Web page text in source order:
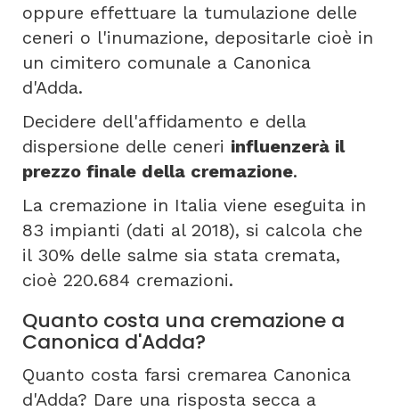
oppure effettuare la tumulazione delle
ceneri o l'inumazione, depositarle cioè in
un cimitero comunale a Canonica
d'Adda.
Decidere dell'affidamento e della
dispersione delle ceneri influenzerà il
prezzo finale della cremazione.
La cremazione in Italia viene eseguita in
83 impianti (dati al 2018), si calcola che
il 30% delle salme sia stata cremata,
cioè 220.684 cremazioni.
Quanto costa una cremazione a
Canonica d'Adda?
Quanto costa farsi cremarea Canonica
d'Adda? Dare una risposta secca a